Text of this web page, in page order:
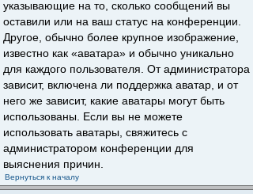
указывающие на то, сколько сообщений вы
оставили или на ваш статус на конференции.
Другое, обычно более крупное изображение,
известно как «аватара» и обычно уникально
для каждого пользователя. От администратора
зависит, включена ли поддержка аватар, и от
него же зависит, какие аватары могут быть
использованы. Если вы не можете
использовать аватары, свяжитесь с
администратором конференции для
выяснения причин.
Вернуться к началу